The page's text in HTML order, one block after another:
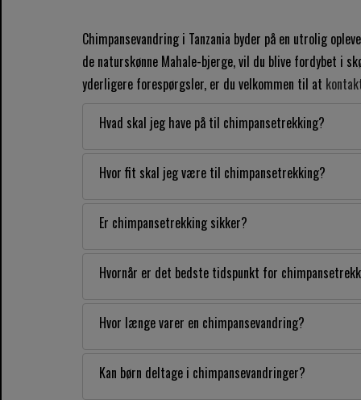
Chimpansevandring i Tanzania byder på en utrolig
de naturskønne Mahale-bjerge, vil du blive fordybet i
yderligere forespørgsler, er du velkommen til at
Hvad skal jeg have på til chimpansetrekking?
Hvor fit skal jeg være til chimpansetrekking?
Er chimpansetrekking sikker?
Hvornår er det bedste tidspunkt for
Hvor længe varer en chimpansevandring?
Kan børn deltage i chimpansevandringer?